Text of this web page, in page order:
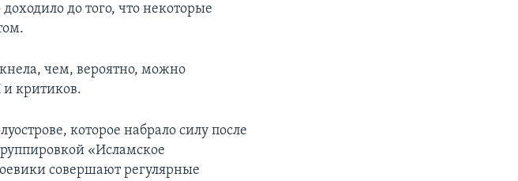
до того, что некоторые
чем, вероятно, можно
критиков.
которое набрало силу после
«Исламское
совершают регулярные